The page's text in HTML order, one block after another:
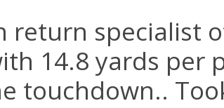
return specialist
14.8 yards per
touchdown..